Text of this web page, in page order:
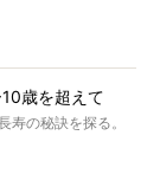
歳を超えて
寿の秘訣を探る。